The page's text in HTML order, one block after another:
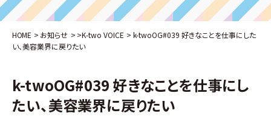
HOME > お知らせ > >K-two VOICE > k-twoOG#039 好きなことを仕事にした
い、美容業界に戻りたい
k-twoOG#039 好きなことを仕事にし
たい、美容業界に戻りたい